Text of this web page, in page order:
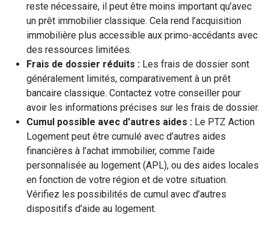
reste nécessaire, il peut être moins important qu’avec
un prêt immobilier classique. Cela rend l’acquisition
immobilière plus accessible aux primo-accédants avec
des ressources limitées.
Frais de dossier réduits : Les frais de dossier sont
généralement limités, comparativement à un prêt
bancaire classique. Contactez votre conseiller pour
avoir les informations précises sur les frais de dossier.
Cumul possible avec d’autres aides : Le PTZ Action
Logement peut être cumulé avec d’autres aides
financières à l’achat immobilier, comme l’aide
personnalisée au logement (APL), ou des aides locales
en fonction de votre région et de votre situation.
Vérifiez les possibilités de cumul avec d’autres
dispositifs d’aide au logement.